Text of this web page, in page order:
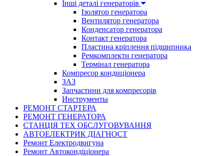
Інші деталі генераторів
Ізолятор генератора
Вентилятор генератора
Конденсатор генератора
Контакт генератора
Пластина кріплення підшипника
Ремкомплекти генератора
Термінал генератора
Компресор кондиціонера
ЗАЗ
Запчастини для компресорів
Инструменты
РЕМОНТ СТАРТЕРА
РЕМОНТ ГЕНЕРАТОРА
СТАНЦІЯ ТЕХ ОБСЛУГОВУВАННЯ
АВТОЕЛЕКТРИК ДІАГНОСТ
Ремонт Електродвигуна
Ремонт Автокондіціонера